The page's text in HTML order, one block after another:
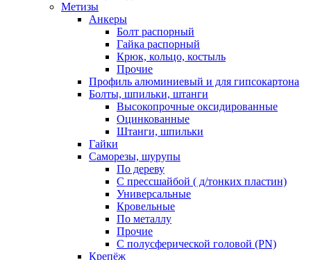
Метизы
Анкеры
Болт распорный
Гайка распорный
Крюк, кольцо, костыль
Прочие
Профиль алюминиевый и для гипсокартона
Болты, шпильки, штанги
Высокопрочные оксидированные
Оцинкованные
Штанги, шпильки
Гайки
Саморезы, шурупы
По дереву
С прессшайбой ( д/тонких пластин)
Универсальные
Кровельные
По металлу
Прочие
С полусферической головой (PN)
Крепёж